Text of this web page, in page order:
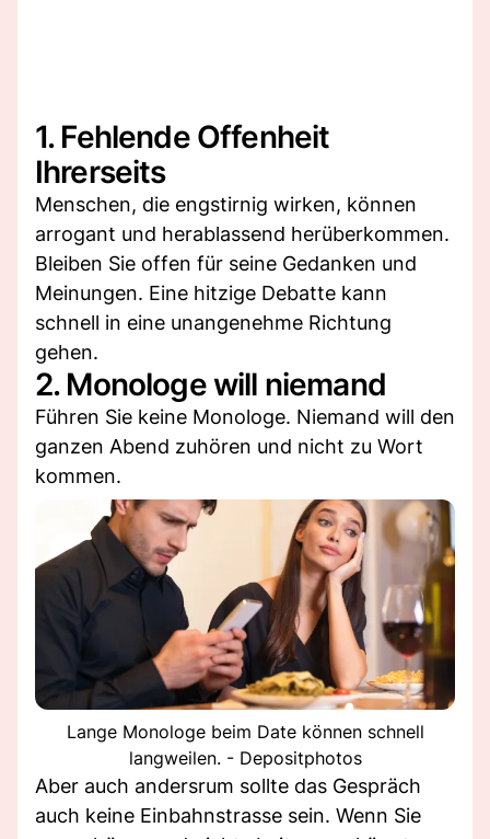
1. Fehlende Offenheit
Ihrerseits
Menschen, die engstirnig wirken, können
arrogant und herablassend herüberkommen.
Bleiben Sie offen für seine Gedanken und
Meinungen. Eine hitzige Debatte kann
schnell in eine unangenehme Richtung
gehen.
2. Monologe will niemand
Führen Sie keine Monologe. Niemand will den
ganzen Abend zuhören und nicht zu Wort
kommen.
Lange Monologe beim Date können schnell
langweilen. - Depositphotos
Aber auch andersrum sollte das Gespräch
auch keine Einbahnstrasse sein. Wenn Sie